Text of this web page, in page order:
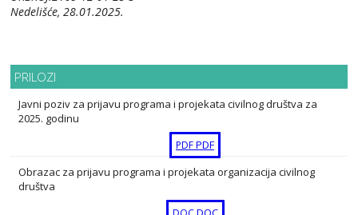
Nedelišće, 28.01.2025.
PRILOZI
Javni poziv za prijavu programa i projekata civilnog društva za
2025. godinu
PDFPDF
Obrazac za prijavu programa i projekata organizacija civilnog
društva